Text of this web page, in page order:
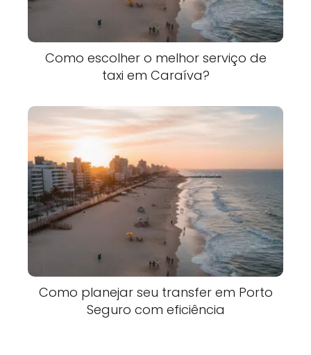
Como escolher o melhor serviço de
taxi em Caraíva?
Como planejar seu transfer em Porto
Seguro com eficiência